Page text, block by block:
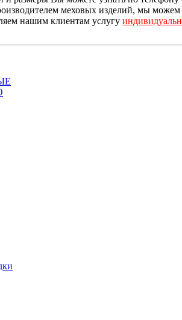
меховых изделий, мы
нашим клиентам услугу